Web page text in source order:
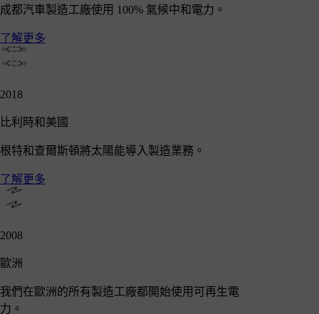
成都汽車製造工廠使用 100% 氣候中和電力。
了解更多
2018
比利時和美國
根特和查爾斯頓將太陽能導入製造業務。
了解更多
2008
歐洲
我們在歐洲的所有製造工廠都開始使用可再生電
力。